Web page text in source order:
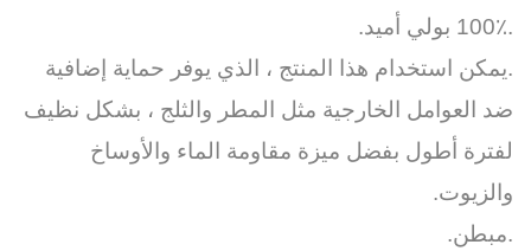
.100٪ بولي أميد.
.يمكن استخدام هذا المنتج ، الذي يوفر حماية إضافية
ضد العوامل الخارجية مثل المطر والثلج ، بشكل نظيف
لفترة أطول بفضل ميزة مقاومة الماء والأوساخ
والزيوت.
.مبطن.